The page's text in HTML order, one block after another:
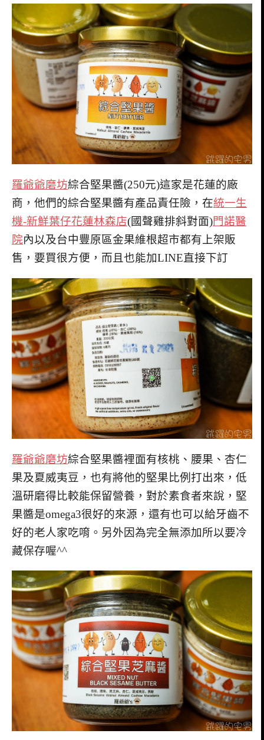
羅爺爺磨坊綜合堅果醬(250元)這家是花蓮的廠
商，他們的綜合堅果醬有產品責任險，在統一生
機-新鮮葉仔花蓮林森店(國聲雞排斜對面)門諾醫
院內以及台中豐原區金果維根超市都有上架販
售，要買很方便，而且也能加LINE直接下訂
羅爺爺磨坊綜合堅果醬裡面有核桃、腰果、杏仁
果及夏威夷豆，也有將他的堅果比例打出來，低
溫研磨得比較能保留營養，對於素食者來說，堅
果醬是omega3很好的來源，還有也可以給牙齒不
好的老人家吃唷。另外因為完全無添加所以要冷
藏保存喔^^